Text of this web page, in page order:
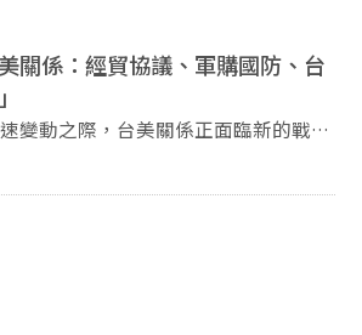
次座談會共吸引130
記者、國內外研究機構，以及外國駐
，現場座無虛席，討論與互動熱烈。
將持續扮演即時政策研析與公共對話
針對重大國際及兩岸議題，持續舉辦
專業且多元的學術觀點。 －－－
息！
滴往事；嚴震生前主任回顧在邵主任
大陸問題研討會、赴韓出席首爾論壇
易研究員提及與邵主任於中心共事所
復國研究員則回憶邵主任任內規劃並
家二軌外交的重要任務；陳德昇研究
奏之薩克斯風影片，感念邵主任當年
大學深造，並於返國後邀約其擔任合
關係：經貿協議、軍購國防、台
變動之際，台美關係正面臨新的戰略
關稅政策、台積電全球布局與「矽